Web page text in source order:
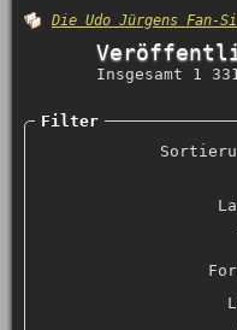
Die Udo Jürgens Fan-
Insgesamt 1
Filter